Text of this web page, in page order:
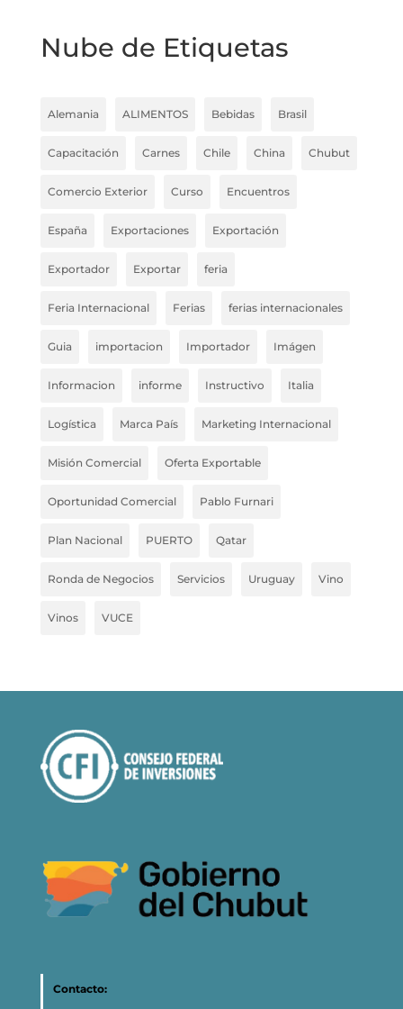
Nube de Etiquetas
Alemania ALIMENTOS Bebidas Brasil
Capacitación Carnes Chile China Chubut
Comercio Exterior Curso Encuentros
España Exportaciones Exportación
Exportador Exportar feria
Feria Internacional Ferias ferias internacionales
Guia importacion Importador Imágen
Informacion informe Instructivo Italia
Logística Marca País Marketing Internacional
Misión Comercial Oferta Exportable
Oportunidad Comercial Pablo Furnari
Plan Nacional PUERTO Qatar
Ronda de Negocios Servicios Uruguay Vino
Vinos VUCE
Contacto: